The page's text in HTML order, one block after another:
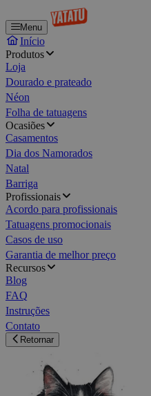
Menu
Início
Produtos
Loja
Dourado e prateado
Néon
Folha de tatuagens
Ocasiões
Casamentos
Dia dos Namorados
Natal
Barriga
Profissionais
Acordo para profissionais
Tatuagens promocionais
Casos de uso
Garantia de melhor preço
Recursos
Blog
FAQ
Instruções
Contato
Retornar